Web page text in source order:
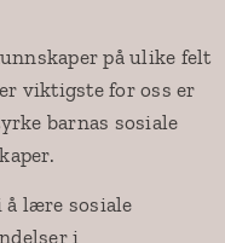
på ulike felt
viktigste for oss er
barnas sosiale
å lære sosiale
i